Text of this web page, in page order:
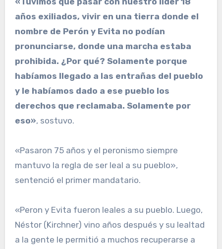
años exiliados, vivir en una tierra donde el
nombre de Perón y Evita no podían
pronunciarse, donde una marcha estaba
prohibida. ¿Por qué? Solamente porque
habíamos llegado a las entrañas del pueblo
y le habíamos dado a ese pueblo los
derechos que reclamaba. Solamente por
eso», sostuvo.
«Pasaron 75 años y el peronismo siempre
mantuvo la regla de ser leal a su pueblo»,
sentenció el primer mandatario.
«Peron y Evita fueron leales a su pueblo. Luego,
Néstor (Kirchner) vino años después y su lealtad
a la gente le permitió a muchos recuperarse a